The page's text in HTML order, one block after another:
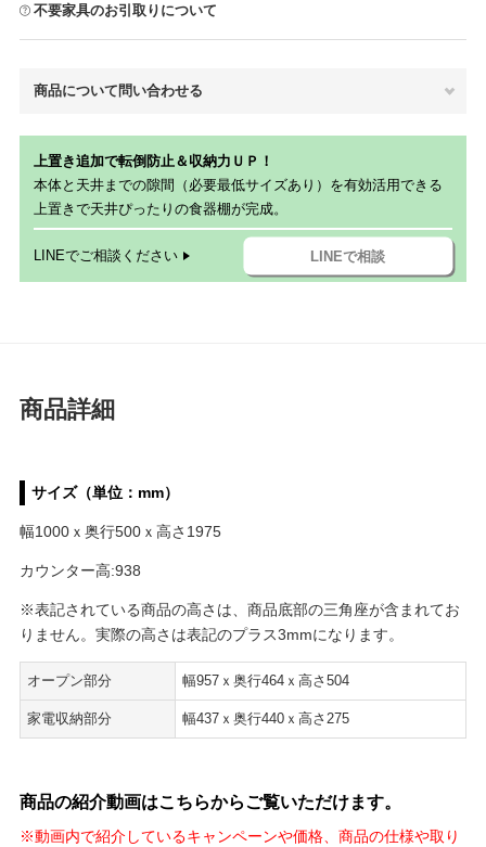
不要家具のお引取りについて
商品について問い合わせる
上置き追加で転倒防止＆収納力ＵＰ！
本体と天井までの隙間（必要最低サイズあり）を有効活用できる
上置きで天井ぴったりの食器棚が完成。
LINEでご相談ください LINEで相談
商品詳細
サイズ（単位：mm）
幅1000ｘ奥行500ｘ高さ1975
カウンター高:938
※表記されている商品の高さは、商品底部の三角座が含まれてお
りません。実際の高さは表記のプラス3mmになります。
オープン部分 幅957ｘ奥行464ｘ高さ504
家電収納部分 幅437ｘ奥行440ｘ高さ275
商品の紹介動画はこちらからご覧いただけます。
※動画内で紹介しているキャンペーンや価格、商品の仕様や取り